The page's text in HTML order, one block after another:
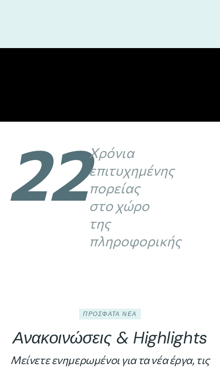
22Χρόνια
επιτυχημένης
πορείας
στο χώρο
της
πληροφορικής
ΠΡΟΣΦΑΤΑ ΝΕΑ
Ανακοινώσεις & Highlights
Μείνετε ενημερωμένοι για τα νέα έργα, τις